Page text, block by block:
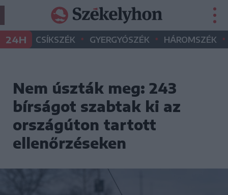
24H CSÍKSZÉK • GYERGYÓSZÉK • HÁROMSZÉK •
Nem úszták meg: 243
bírságot szabtak ki az
országúton tartott
ellenőrzéseken